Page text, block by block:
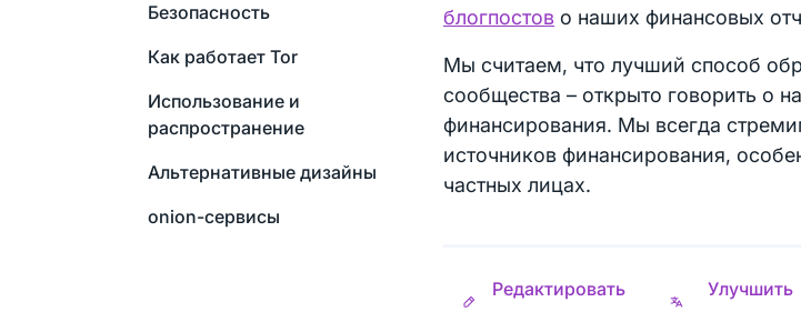
Безопасность
Как работает Tor
Использование и
распространение
Альтернативные дизайны
onion-сервисы
блогпостов о наших финансовых
Мы считаем, что лучший способ
сообщества – открыто говорить о
финансирования. Мы всегда
источников финансирования,
частных лицах.
Редактировать
Улучшить